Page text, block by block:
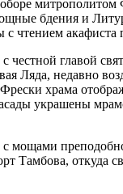
митрополитом
бдения и
с чтением акафиста
с честной главой
Ляда, недавно
Фрески храма
украшены
с мощами
Тамбова, откуда